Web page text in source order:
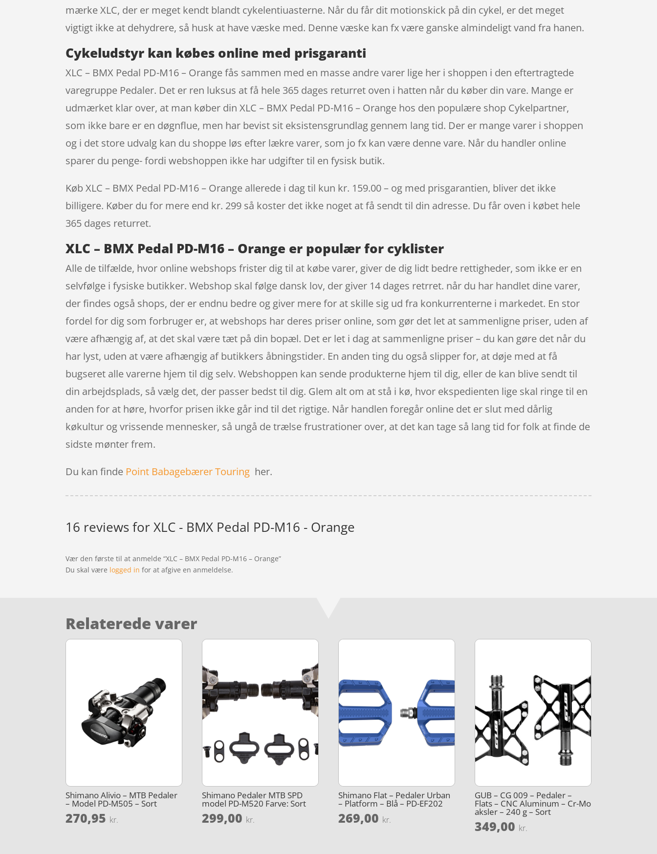
mærke XLC, der er meget kendt blandt cykelentiuasterne. Når du får dit motionskick på din cykel, er det meget
vigtigt ikke at dehydrere, så husk at have væske med. Denne væske kan fx være ganske almindeligt vand fra hanen.
Cykeludstyr kan købes online med prisgaranti
XLC – BMX Pedal PD-M16 – Orange fås sammen med en masse andre varer lige her i shoppen i den eftertragtede
varegruppe Pedaler. Det er ren luksus at få hele 365 dages returret oven i hatten når du køber din vare. Mange er
udmærket klar over, at man køber din XLC – BMX Pedal PD-M16 – Orange hos den populære shop Cykelpartner,
som ikke bare er en døgnflue, men har bevist sit eksistensgrundlag gennem lang tid. Der er mange varer i shoppen
og i det store udvalg kan du shoppe løs efter lækre varer, som jo fx kan være denne vare. Når du handler online
sparer du penge- fordi webshoppen ikke har udgifter til en fysisk butik.
Køb XLC – BMX Pedal PD-M16 – Orange allerede i dag til kun kr. 159.00 – og med prisgarantien, bliver det ikke
billigere. Køber du for mere end kr. 299 så koster det ikke noget at få sendt til din adresse. Du får oven i købet hele
365 dages returret.
XLC – BMX Pedal PD-M16 – Orange er populær for cyklister
Alle de tilfælde, hvor online webshops frister dig til at købe varer, giver de dig lidt bedre rettigheder, som ikke er en
selvfølge i fysiske butikker. Webshop skal følge dansk lov, der giver 14 dages retrret. når du har handlet dine varer,
der findes også shops, der er endnu bedre og giver mere for at skille sig ud fra konkurrenterne i markedet. En stor
fordel for dig som forbruger er, at webshops har deres priser online, som gør det let at sammenligne priser, uden af
være afhængig af, at det skal være tæt på din bopæl. Det er let i dag at sammenligne priser – du kan gøre det når du
har lyst, uden at være afhængig af butikkers åbningstider. En anden ting du også slipper for, at døje med at få
bugseret alle varerne hjem til dig selv. Webshoppen kan sende produkterne hjem til dig, eller de kan blive sendt til
din arbejdsplads, så vælg det, der passer bedst til dig. Glem alt om at stå i kø, hvor ekspedienten lige skal ringe til en
anden for at høre, hvorfor prisen ikke går ind til det rigtige. Når handlen foregår online det er slut med dårlig
køkultur og vrissende mennesker, så ungå de trælse frustrationer over, at det kan tage så lang tid for folk at finde de
sidste mønter frem.
Du kan finde Point Babagebærer Touring her.
16 reviews forXLC - BMX Pedal PD-M16 - Orange
Vær den første til at anmelde “XLC – BMX Pedal PD-M16 – Orange”
Du skal være logged in for at afgive en anmeldelse.
Relaterede varer
Shimano Alivio – MTB Pedaler
– Model PD-M505 – Sort
270,95 kr.
Shimano Pedaler MTB SPD
model PD-M520 Farve: Sort
299,00 kr.
Shimano Flat – Pedaler Urban
– Platform – Blå – PD-EF202
269,00 kr.
GUB – CG 009 – Pedaler –
Flats – CNC Aluminum – Cr-Mo
aksler – 240 g – Sort
349,00 kr.